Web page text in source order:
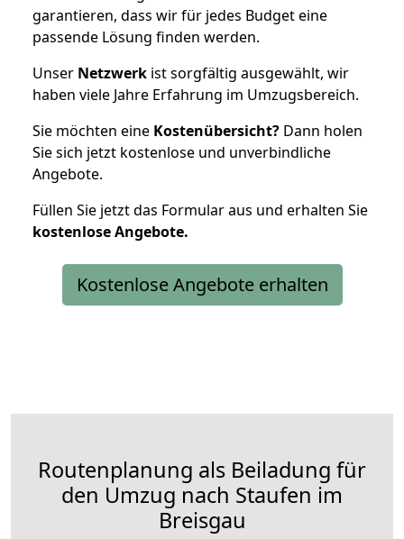
garantieren, dass wir für jedes Budget eine
passende Lösung finden werden.
Unser Netzwerk ist sorgfältig ausgewählt, wir
haben viele Jahre Erfahrung im Umzugsbereich.
Sie möchten eine Kostenübersicht? Dann holen
Sie sich jetzt kostenlose und unverbindliche
Angebote.
Füllen Sie jetzt das Formular aus und erhalten Sie
kostenloseAngebote.
Kostenlose Angebote erhalten
Routenplanung als Beiladung für
den Umzug nach Staufen im
Breisgau